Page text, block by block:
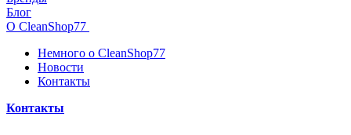
Блог
О CleanShop77
Немного о CleanShop77
Новости
Контакты
Контакты